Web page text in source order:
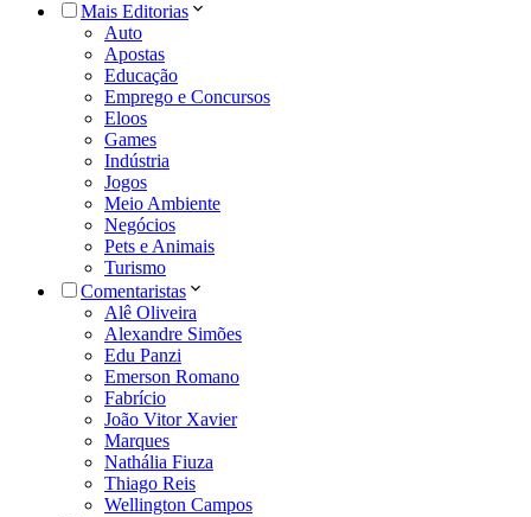
Mais Editorias
Auto
Apostas
Educação
Emprego e Concursos
Eloos
Games
Indústria
Jogos
Meio Ambiente
Negócios
Pets e Animais
Turismo
Comentaristas
Alê Oliveira
Alexandre Simões
Edu Panzi
Emerson Romano
Fabrício
João Vitor Xavier
Marques
Nathália Fiuza
Thiago Reis
Wellington Campos